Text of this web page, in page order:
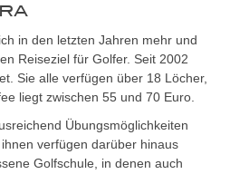
in den letzten Jahren mehr und
Reiseziel für Golfer. Seit 2002
Sie alle verfügen über 18 Löcher,
liegt zwischen 55 und 70 Euro.
Übungsmöglichkeiten
verfügen darüber hinaus
Golfschule, in denen auch